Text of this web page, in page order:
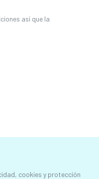
así que la
cookies y protección